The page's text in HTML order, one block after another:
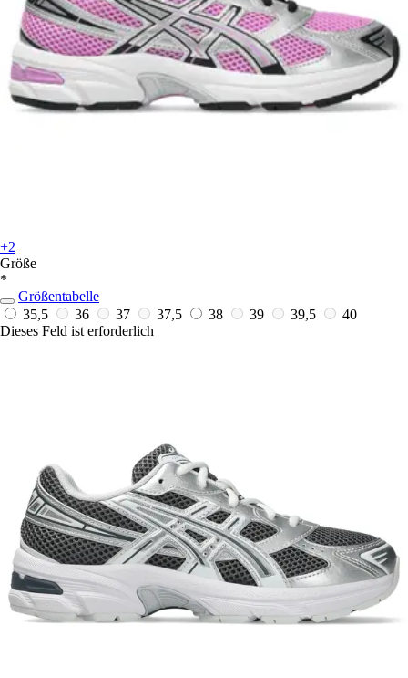
+2
Größe
*
Größentabelle
35,5
36 37 37,5 38 39 39,5
40
Dieses Feld ist erforderlich